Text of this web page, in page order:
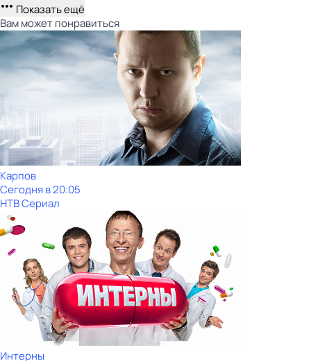
Показать ещё
Вам может понравиться
Карпов
Сегодня в 20:05
НТВ Сериал
Интерны